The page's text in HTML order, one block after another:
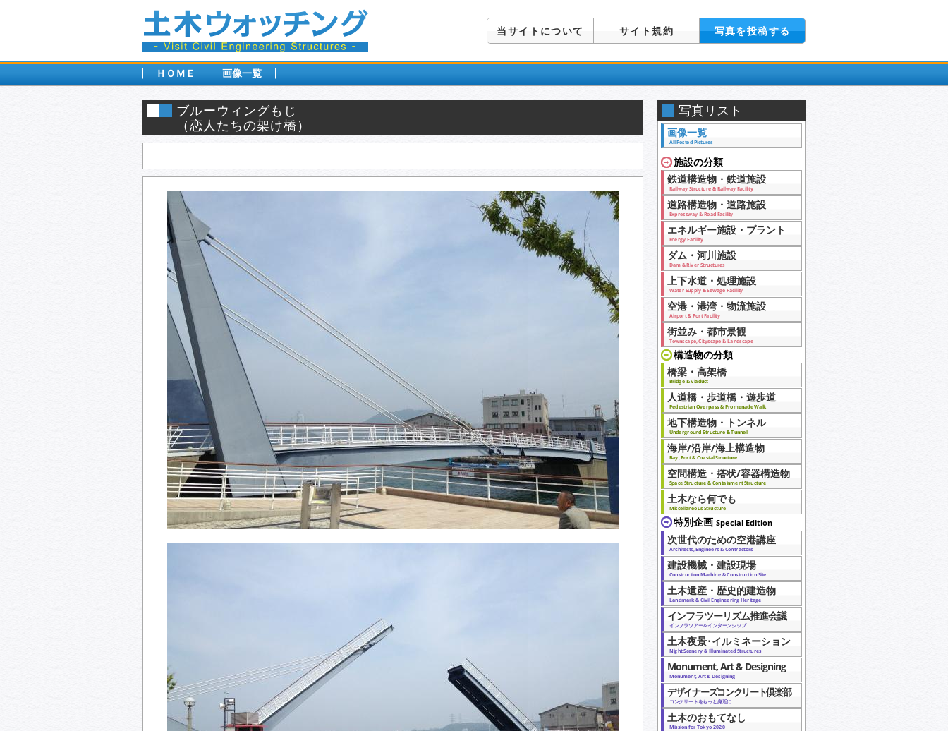
当サイトについて サイト規約 写真を投稿する
ＨＯＭＥ 画像一覧
ブルーウィングもじ
（恋人たちの架け橋）
写真リスト
画像一覧
All Posted Pictures
施設の分類
鉄道構造物・鉄道施設
Railway Structure & Railway Facility
道路構造物・道路施設
Expressway & Road Facility
エネルギー施設・プラント
Energy Facility
ダム・河川施設
Dam & River Structures
上下水道・処理施設
Water Supply & Sewage Facility
空港・港湾・物流施設
Airport & Port Facility
街並み・都市景観
Townscape, Cityscape & Landscape
構造物の分類
橋梁・高架橋
Bridge & Viaduct
人道橋・歩道橋・遊歩道
Pedestrian Overpass & Promenade Walk
地下構造物・トンネル
Underground Structure & Tunnel
海岸/沿岸/海上構造物
Bay, Port & Coastal Structure
空間構造・搭状/容器構造物
Space Structure & Containment Structure
土木なら何でも
Miscellaneous Structure
特別企画 Special Edition
次世代のための空港講座
Architects, Engineers & Contractors
建設機械・建設現場
Construction Machine & Construction Site
土木遺産・歴史的建造物
Landmark & Civil Engineering Heritage
インフラツーリズム推進会議
インフラツアー＆インターンシップ
土木夜景･イルミネーション
Night Scenery & Illuminated Structures
Monument, Art & Designing
Monument, Art & Designing
デザイナーズコンクリート倶楽部
コンクリートをもっと身近に
土木のおもてなし
Mission for Tokyo 2020